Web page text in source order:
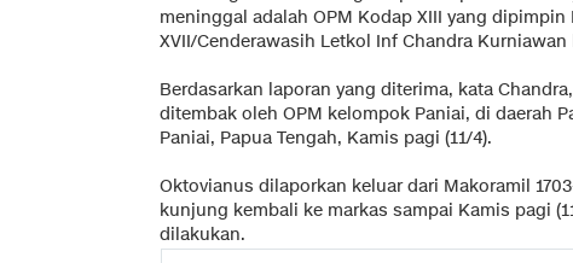
meninggal adalah OPM Kodap XIII yang
XVII/Cenderawasih Letkol Inf Chandra Kurniawan
Berdasarkan laporan yang diterima, kata
ditembak oleh OPM kelompok Paniai, di daerah
Paniai, Papua Tengah, Kamis pagi (11/4).
Oktovianus dilaporkan keluar dari Makoramil
kunjung kembali ke markas sampai Kamis pagi
dilakukan.